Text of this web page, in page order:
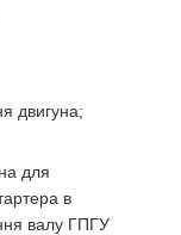
двигуна;
для
в
валу ГПГУ